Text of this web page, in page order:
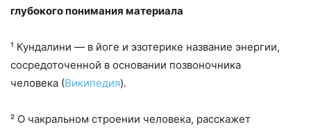
глубокого понимания материала
¹ Кундалини — в йоге и эзотерике название энергии,
сосредоточенной в основании позвоночника
человека (Википедия).
² О чакральном строении человека, расскажет